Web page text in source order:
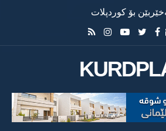
بۆ کوردپلات